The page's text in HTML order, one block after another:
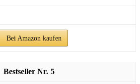
Bei Amazon kaufen
5